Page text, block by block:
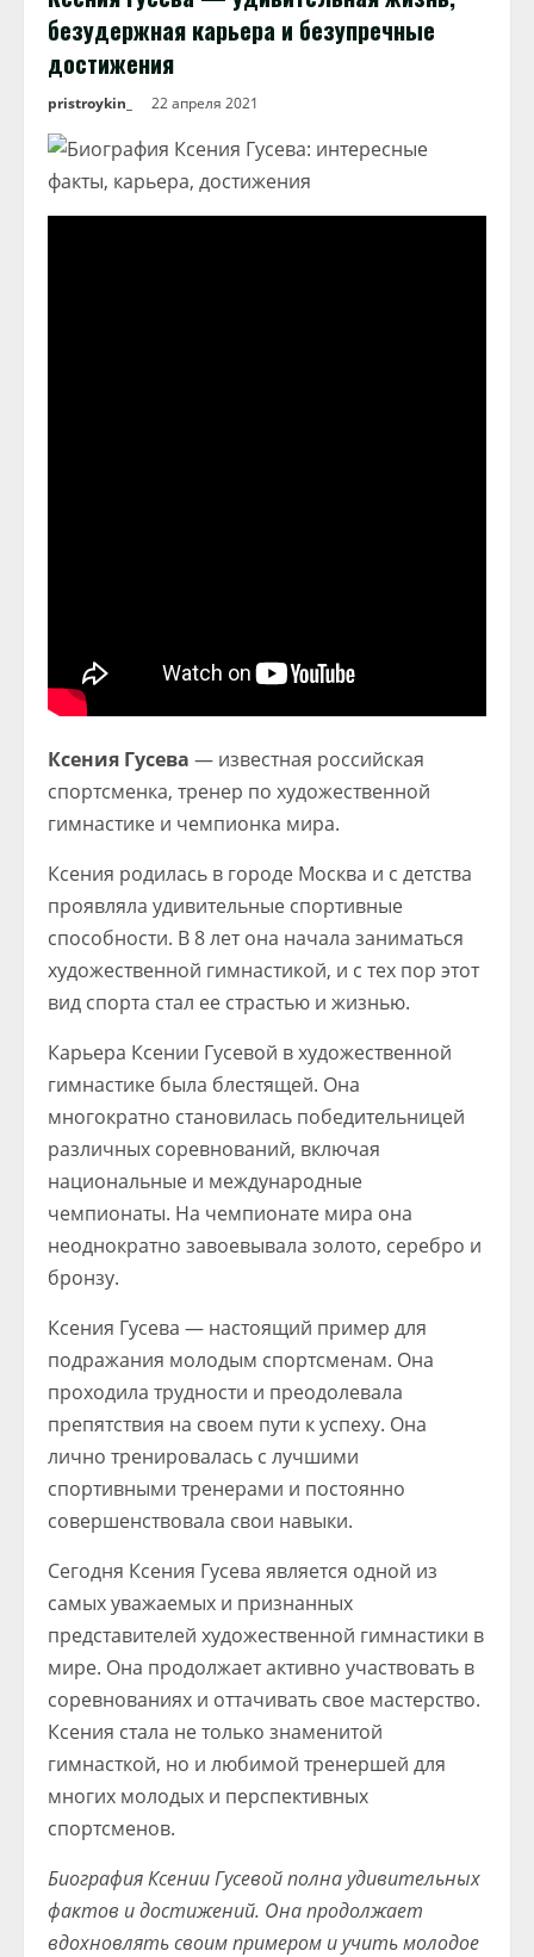
безудержная карьера и безупречные
достижения
pristroykin_ 22 апреля 2021
Ксения Гусева — известная российская
спортсменка, тренер по художественной
гимнастике и чемпионка мира.
Ксения родилась в городе Москва и с детства
проявляла удивительные спортивные
способности. В 8 лет она начала заниматься
художественной гимнастикой, и с тех пор этот
вид спорта стал ее страстью и жизнью.
Карьера Ксении Гусевой в художественной
гимнастике была блестящей. Она
многократно становилась победительницей
различных соревнований, включая
национальные и международные
чемпионаты. На чемпионате мира она
неоднократно завоевывала золото, серебро и
бронзу.
Ксения Гусева — настоящий пример для
подражания молодым спортсменам. Она
проходила трудности и преодолевала
препятствия на своем пути к успеху. Она
лично тренировалась с лучшими
спортивными тренерами и постоянно
совершенствовала свои навыки.
Сегодня Ксения Гусева является одной из
самых уважаемых и признанных
представителей художественной гимнастики в
мире. Она продолжает активно участвовать в
соревнованиях и оттачивать свое мастерство.
Ксения стала не только знаменитой
гимнасткой, но и любимой тренершей для
многих молодых и перспективных
спортсменов.
Биография Ксении Гусевой полна удивительных
фактов и достижений. Она продолжает
вдохновлять своим примером и учить молодое